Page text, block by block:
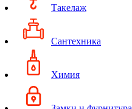
Такелаж
Сантехника
Химия